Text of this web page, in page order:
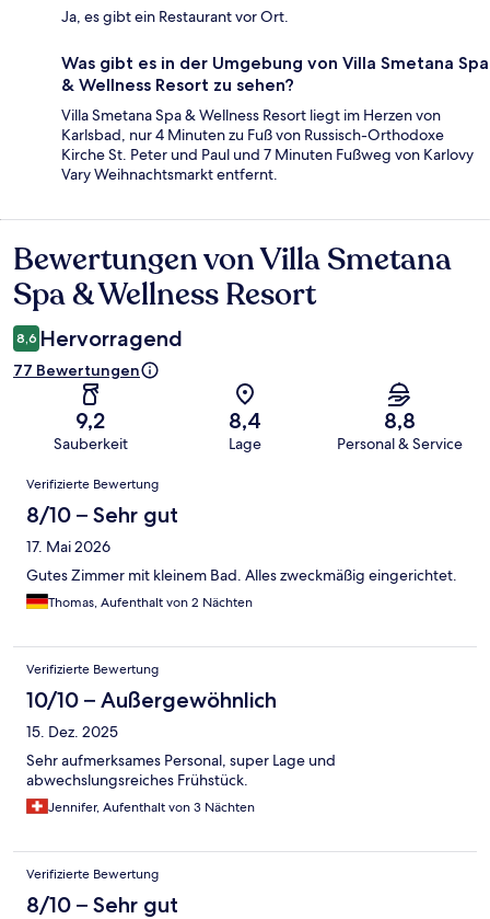
Ja, es gibt ein Restaurant vor Ort.
Was gibt es in der Umgebung von Villa Smetana Spa
& Wellness Resort zu sehen?
Villa Smetana Spa & Wellness Resort liegt im Herzen von
Karlsbad, nur 4 Minuten zu Fuß von Russisch-Orthodoxe
Kirche St. Peter und Paul und 7 Minuten Fußweg von Karlovy
Vary Weihnachtsmarkt entfernt.
Bewertungen
Bewertungen von Villa Smetana
Spa & Wellness Resort
8,6 Hervorragend
77 Bewertungen
9,2
Sauberkeit
8,4
Lage
8,8
Personal & Service
Bewertungen
Verifizierte Bewertung
8/10 – Sehr gut
17. Mai 2026
Gutes Zimmer mit kleinem Bad. Alles zweckmäßig eingerichtet.
Thomas, Aufenthalt von 2 Nächten
Verifizierte Bewertung
10/10 – Außergewöhnlich
15. Dez. 2025
Sehr aufmerksames Personal, super Lage und
abwechslungsreiches Frühstück.
Jennifer, Aufenthalt von 3 Nächten
Verifizierte Bewertung
8/10 – Sehr gut